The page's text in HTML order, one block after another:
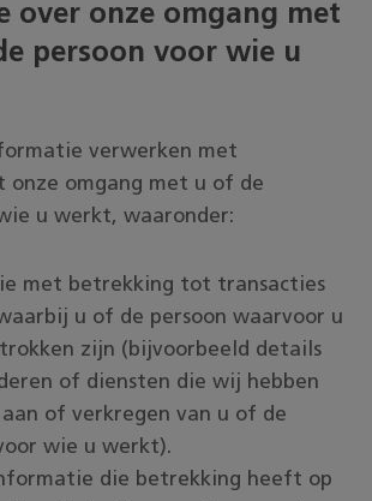
over onze omgang met
persoon voor wie u
verwerken met
onze omgang met u of de
u werkt, waaronder:
met betrekking tot transacties
u of de persoon waarvoor u
zijn (bijvoorbeeld details
of diensten die wij hebben
of verkregen van u of de
wie u werkt).
die betrekking heeft op